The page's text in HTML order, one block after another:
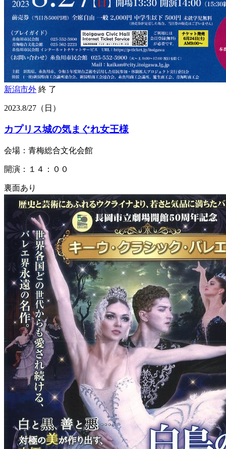
新潟市外 終 了
2023.8/27 （日）
カプリス城の気まぐれ女王様
会場：青梅総合文化会館
開演：１４：００
裏面あり